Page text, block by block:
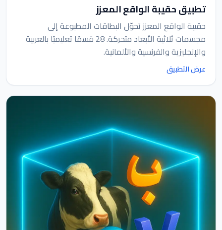
تطبيق حقيبة الواقع المعزز
حقيبة الواقع المعزز تحوّل البطاقات المطبوعة إلى
مجسمات ثلاثية الأبعاد متحركة. 28 قسمًا تعليميًا بالعربية
والإنجليزية والفرنسية والألمانية.
عرض التطبيق